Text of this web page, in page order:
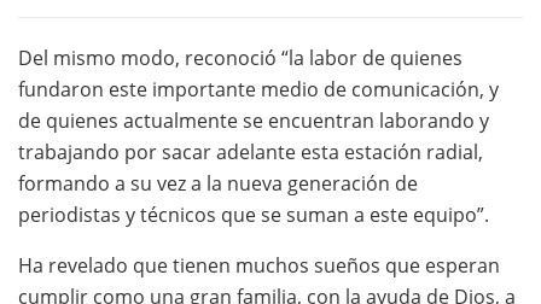
Del mismo modo, reconoció “la labor de quienes
fundaron este importante medio de comunicación, y
de quienes actualmente se encuentran laborando y
trabajando por sacar adelante esta estación radial,
formando a su vez a la nueva generación de
periodistas y técnicos que se suman a este equipo”.
Ha revelado que tienen muchos sueños que esperan
cumplir como una gran familia, con la ayuda de Dios, a